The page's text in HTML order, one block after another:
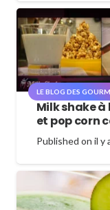
LE BLOG DES
Milk shake
et pop corn
Published on il y